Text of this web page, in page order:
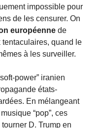
impossible pour
de les censurer. On
européenne de
quand le
à les surveiller.
power” iranien
états-
En mélangeant
“pop”, ces
D. Trump en